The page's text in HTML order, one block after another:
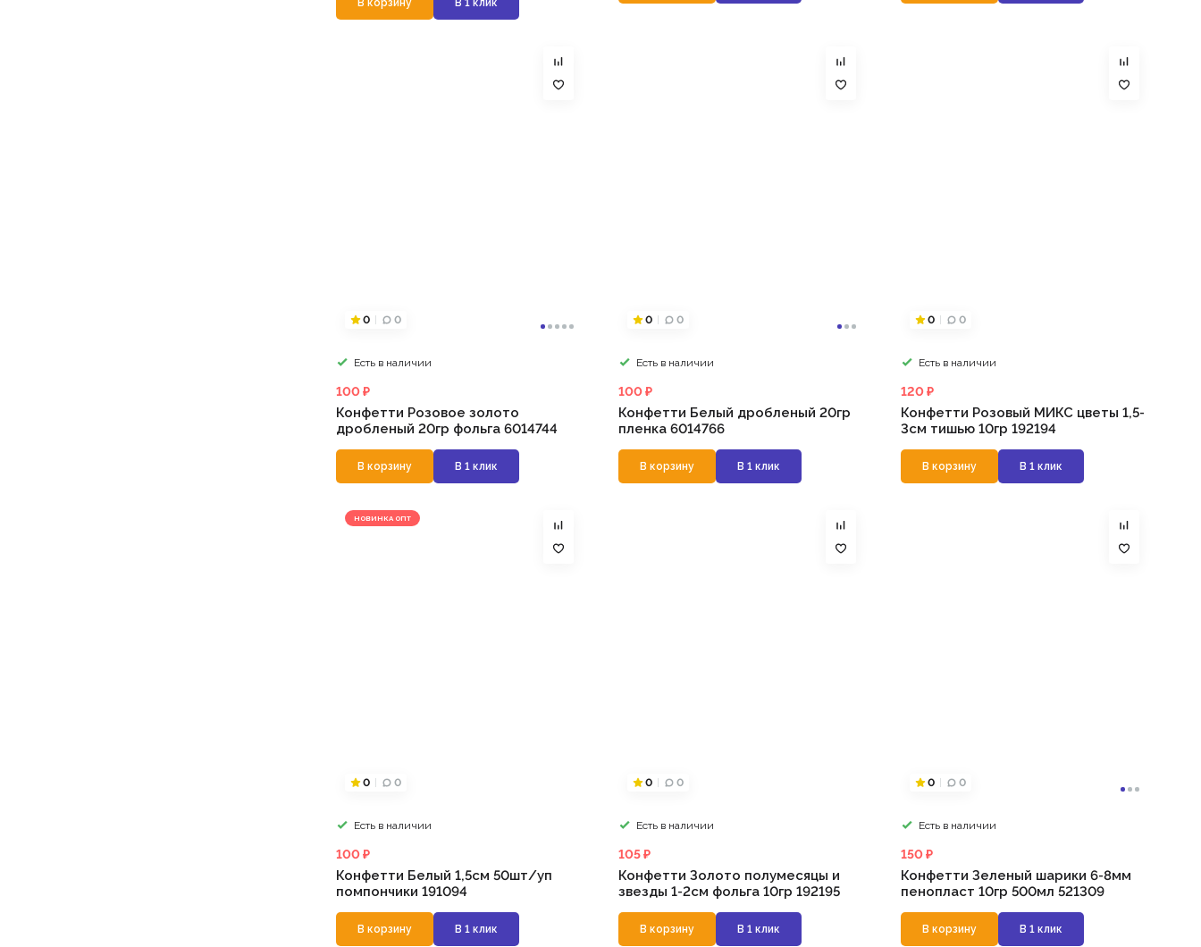
В корзину В 1 клик
0 0
Есть в наличии
100 ₽
Конфетти Розовое золото
дробленый 20гр фольга 6014744
В корзину В 1 клик
0 0
Есть в наличии
100 ₽
Конфетти Белый дробленый 20гр
пленка 6014766
В корзину В 1 клик
0 0
Есть в наличии
120 ₽
Конфетти Розовый МИКС цветы 1,5-
3см тишью 10гр 192194
В корзину В 1 клик
НОВИНКА ОПТ
0 0
Есть в наличии
100 ₽
Конфетти Белый 1,5см 50шт/уп
помпончики 191094
В корзину В 1 клик
0 0
Есть в наличии
105 ₽
Конфетти Золото полумесяцы и
звезды 1-2см фольга 10гр 192195
В корзину В 1 клик
0 0
Есть в наличии
150 ₽
Конфетти Зеленый шарики 6-8мм
пенопласт 10гр 500мл 521309
В корзину В 1 клик